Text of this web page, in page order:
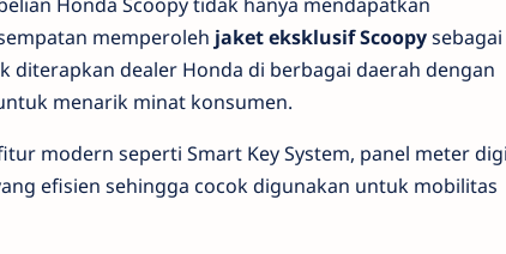
memperoleh jaket eksklusif Scoopysebagai
diterapkan dealer Honda di berbagai daerah dengan
menarik minat konsumen.
modern seperti Smart Key System, panel meter
efisien sehingga cocok digunakan untuk mobilitas